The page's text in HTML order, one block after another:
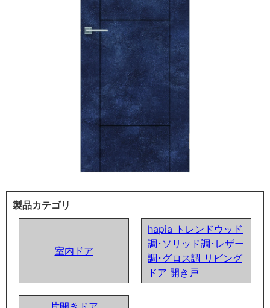
製品カテゴリ
室内ドア
hapia トレンドウッド
調･ソリッド調･レザー
調･グロス調 リビング
ドア 開き戸